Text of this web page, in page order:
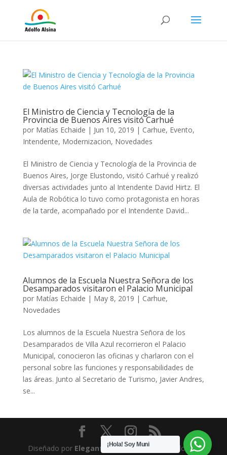
El Ministro de Ciencia y Tecnología de la
Provincia de Buenos Aires visitó Carhué
por Matías Echaide | Jun 10, 2019 | Carhue, Evento,
Intendente, Modernizacion, Novedades
El Ministro de Ciencia y Tecnología de la Provincia de
Buenos Aires, Jorge Elustondo, visitó Carhué y realizó
diversas actividades junto al Intendente David Hirtz. El
Aula de Robótica lo tuvo como protagonista en horas
de la tarde, acompañado por el Intendente David...
Alumnos de la Escuela Nuestra Señora de los
Desamparados visitaron el Palacio Municipal
por Matías Echaide | May 8, 2019 | Carhue,
Novedades
Los alumnos de la Escuela Nuestra Señora de los
Desamparados de Villa Azul recorrieron el Palacio
Municipal, conocieron las oficinas y charlaron con el
personal sobre las funciones y responsabilidades de
las áreas. Junto al Secretario de Turismo, Javier Andres,
se...
Diseñado por Elegant Themes| Desarrollado por
¡Hola! Soy Muni